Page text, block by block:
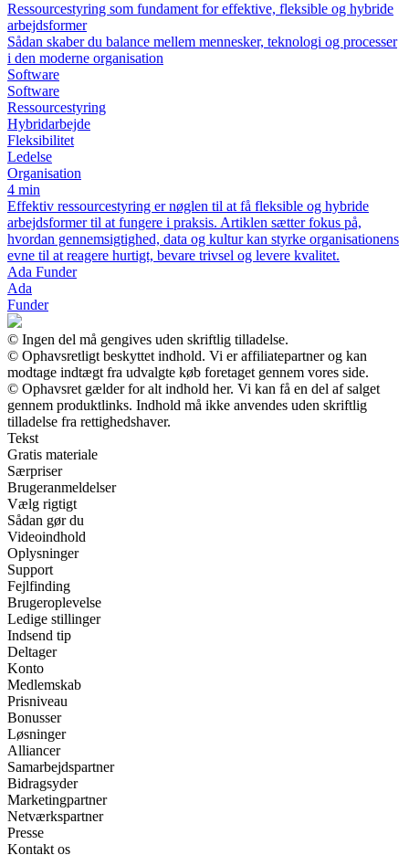
Ressourcestyring som fundament for effektive, fleksible og hybride
arbejdsformer
Sådan skaber du balance mellem mennesker, teknologi og processer
i den moderne organisation
Software
Software
Ressourcestyring
Hybridarbejde
Fleksibilitet
Ledelse
Organisation
4 min
Effektiv ressourcestyring er nøglen til at få fleksible og hybride
arbejdsformer til at fungere i praksis. Artiklen sætter fokus på,
hvordan gennemsigtighed, data og kultur kan styrke organisationens
evne til at reagere hurtigt, bevare trivsel og levere kvalitet.
Ada Funder
Ada
Funder
© Ingen del må gengives uden skriftlig tilladelse.
© Ophavsretligt beskyttet indhold. Vi er affiliatepartner og kan
modtage indtægt fra udvalgte køb foretaget gennem vores side.
© Ophavsret gælder for alt indhold her. Vi kan få en del af salget
gennem produktlinks. Indhold må ikke anvendes uden skriftlig
tilladelse fra rettighedshaver.
Tekst
Gratis materiale
Særpriser
Brugeranmeldelser
Vælg rigtigt
Sådan gør du
Videoindhold
Oplysninger
Support
Fejlfinding
Brugeroplevelse
Ledige stillinger
Indsend tip
Deltager
Konto
Medlemskab
Prisniveau
Bonusser
Løsninger
Alliancer
Samarbejdspartner
Bidragsyder
Marketingpartner
Netværkspartner
Presse
Kontakt os